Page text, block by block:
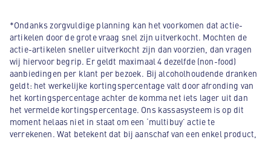
*Ondanks zorgvuldige planning kan het voorkomen dat actie-
artikelen door de grote vraag snel zijn uitverkocht. Mochten de
actie-artikelen sneller uitverkocht zijn dan voorzien, dan vragen
wij hiervoor begrip. Er geldt maximaal 4 dezelfde (non-food)
aanbiedingen per klant per bezoek. Bij alcoholhoudende dranken
geldt: het werkelijke kortingspercentage valt door afronding van
het kortingspercentage achter de komma net iets lager uit dan
het vermelde kortingspercentage. Ons kassasysteem is op dit
moment helaas niet in staat om een ‘multibuy’ actie te
verrekenen. Wat betekent dat bij aanschaf van een enkel product,